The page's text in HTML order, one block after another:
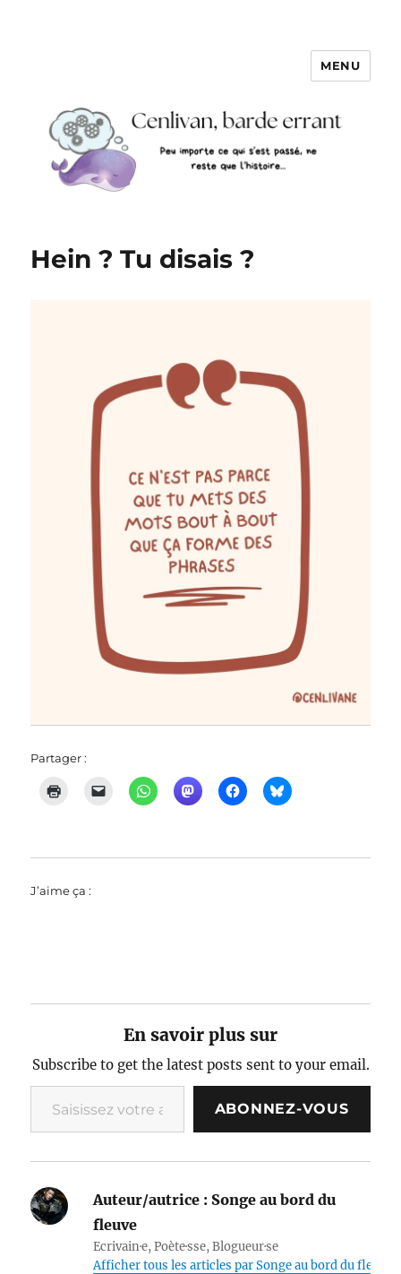
MENU
Hein ? Tu disais ?
Partager :
J’aime ça :
En savoir plus sur
Subscribe to get the latest posts sent to your email.
Saisissez votre adresse e-mail…
ABONNEZ-VOUS
Auteur/autrice : Songe au bord du
fleuve
Ecrivain·e, Poète·sse, Blogueur·se
Afficher tous les articles par Songe au bord du fleuve